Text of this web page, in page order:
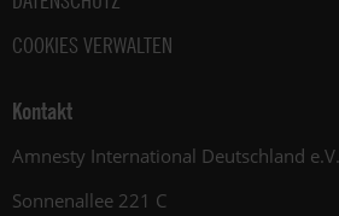
COOKIES VERWALTEN
Kontakt
Amnesty International Deutschland e.V.
Sonnenallee 221 C